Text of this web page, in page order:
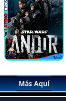
Más Aquí